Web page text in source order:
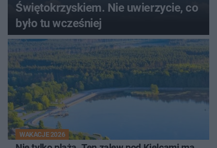
Świętokrzyskiem. Nie uwierzycie, co
było tu wcześniej
WAKACJE 2026